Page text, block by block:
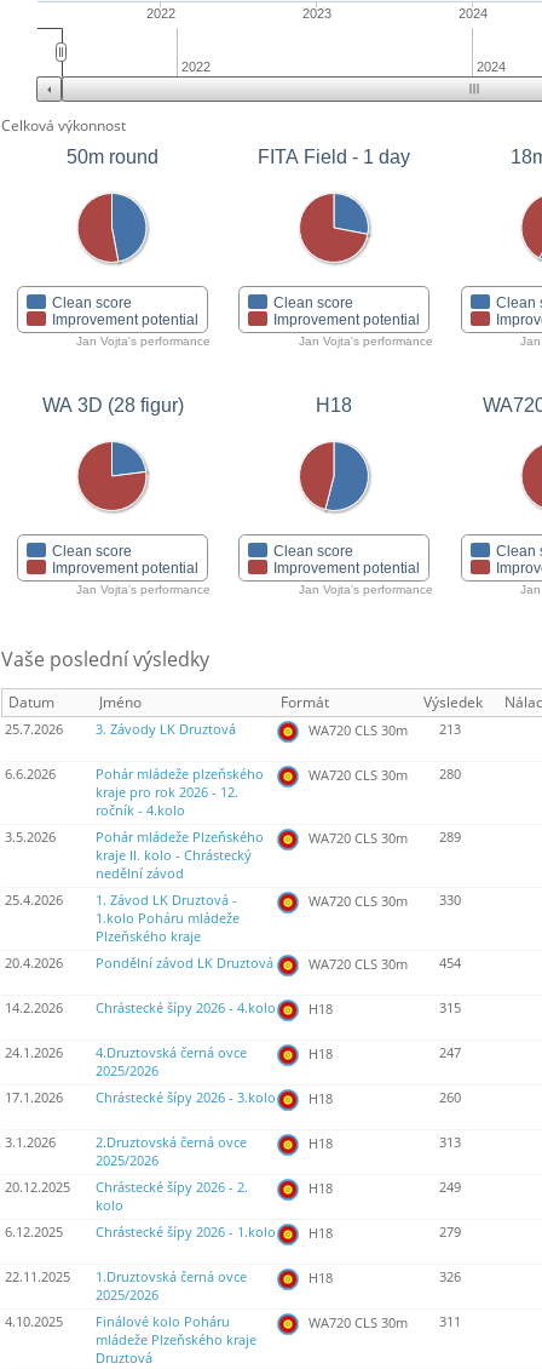
2022 2023 2024
2022 2024
Celková výkonnost
50m round
Clean score
Improvement potential
Jan Vojta's performance
FITA Field - 1 day
Clean score
Improvement potential
Jan Vojta's performance
Clean
WA 3D (28 figur)
Clean score
Improvement potential
Jan Vojta's performance
H18
Clean score
Improvement potential
Jan Vojta's performance
Clean
Vaše poslední výsledky
Datum Jméno Formát Výsledek
25.7.2026 3. Závody LK Druztová WA720 CLS 30m 213
6.6.2026
Pohár mládeže plzeňského
kraje pro rok 2026 - 12.
ročník - 4.kolo
WA720 CLS 30m 280
3.5.2026
Pohár mládeže Plzeňského
kraje II. kolo - Chrástecký
nedělní závod
WA720 CLS 30m 289
25.4.2026
1. Závod LK Druztová -
1.kolo Poháru mládeže
Plzeňského kraje
WA720 CLS 30m 330
20.4.2026 Pondělní závod LK Druztová WA720 CLS 30m 454
14.2.2026 Chrástecké šípy 2026 - 4.kolo H18 315
24.1.2026
4.Druztovská černá ovce
2025/2026
H18 247
17.1.2026 Chrástecké šípy 2026 - 3.kolo H18 260
3.1.2026
2.Druztovská černá ovce
2025/2026
H18 313
20.12.2025
Chrástecké šípy 2026 - 2.
kolo
H18 249
6.12.2025 Chrástecké šípy 2026 - 1.kolo H18 279
22.11.2025
1.Druztovská černá ovce
2025/2026
H18 326
4.10.2025
Finálové kolo Poháru
mládeže Plzeňského kraje
Druztová
WA720 CLS 30m 311